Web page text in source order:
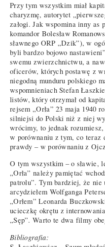
Przy tym wszystkim miał
charyzmę, autorytet
załogi. Jak wspomina inny as
komandor Bolesław
sławnego ORP „Dzik”), w
byli bardzo bojowo
swemu zwierzchnictwu, a
oficerów, których postawę z
niegodną munduru polskiego
wspomnieniach Stefan
listów, który otrzymał od
rejsem „Orła” 23 maja 1940
silniejsi do Polski niż z niej
wrócimy, to jednak
w porównaniu z tym, co teraz
prawdy – w porównaniu z
O tym wszystkim – o sławie,
„Orła” należy pamiętać
patrolu”. Tym bardziej, że nie
arcydziełem Wolfganga
„Orłem” Leonarda
ucieczkę okrętu z
„Sęp”. Warto te dwa filmy
Bibliografia: